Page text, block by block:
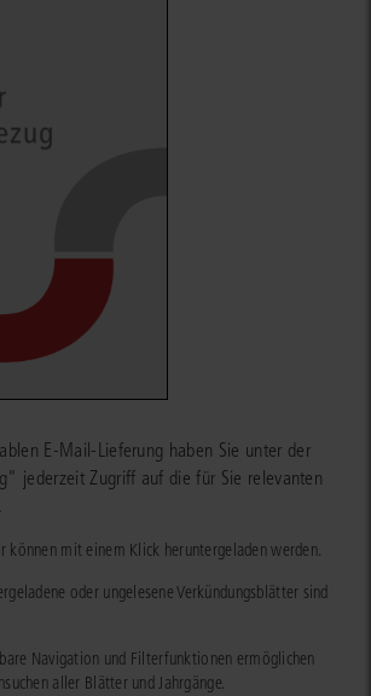
E-Mail-Lieferung haben Sie unter der
jederzeit Zugriff auf die für Sie relevanten
können mit einem Klick heruntergeladen werden.
oder ungelesene Verkündungsblätter sind
Navigation und Filterfunktionen ermöglichen
aller Blätter und Jahrgänge.